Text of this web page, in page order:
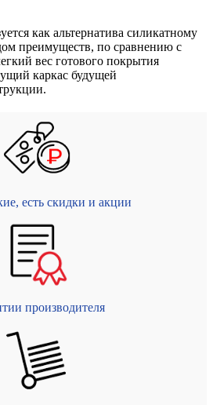
как альтернатива силикатному
преимуществ, по сравнению с
вес готового покрытия
каркас будущей
есть скидки и акции
производителя